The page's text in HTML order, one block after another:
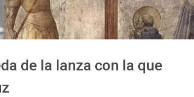
de la lanza con la que